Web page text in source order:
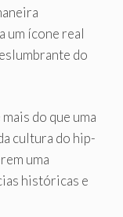
um ícone real
do
do que uma
cultura do hip-
uma
históricas e